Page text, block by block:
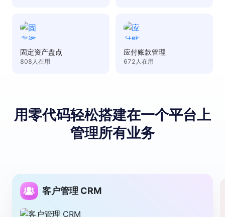
固定资产盘点
808 人在用
应付账款管理
672 人在用
用零代码轻松搭建在⼀个平台上
管理所有业务
客户管理 CRM